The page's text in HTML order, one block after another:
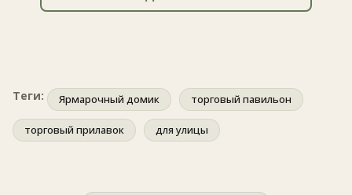
Теги: Ярмарочный домик торговый павильон
торговый прилавок для улицы